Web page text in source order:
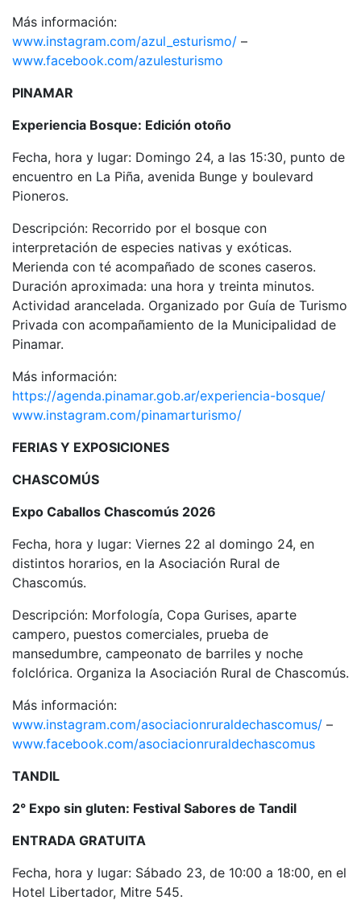
Más información:
www.instagram.com/azul_esturismo/ –
www.facebook.com/azulesturismo
PINAMAR
Experiencia Bosque: Edición otoño
Fecha, hora y lugar: Domingo 24, a las 15:30, punto de
encuentro en La Piña, avenida Bunge y boulevard
Pioneros.
Descripción: Recorrido por el bosque con
interpretación de especies nativas y exóticas.
Merienda con té acompañado de scones caseros.
Duración aproximada: una hora y treinta minutos.
Actividad arancelada. Organizado por Guía de Turismo
Privada con acompañamiento de la Municipalidad de
Pinamar.
Más información:
https://agenda.pinamar.gob.ar/experiencia-bosque/
www.instagram.com/pinamarturismo/
FERIAS Y EXPOSICIONES
CHASCOMÚS
Expo Caballos Chascomús 2026
Fecha, hora y lugar: Viernes 22 al domingo 24, en
distintos horarios, en la Asociación Rural de
Chascomús.
Descripción: Morfología, Copa Gurises, aparte
campero, puestos comerciales, prueba de
mansedumbre, campeonato de barriles y noche
folclórica. Organiza la Asociación Rural de Chascomús.
Más información:
www.instagram.com/asociacionruraldechascomus/ –
www.facebook.com/asociacionruraldechascomus
TANDIL
2° Expo sin gluten: Festival Sabores de Tandil
ENTRADA GRATUITA
Fecha, hora y lugar: Sábado 23, de 10:00 a 18:00, en el
Hotel Libertador, Mitre 545.